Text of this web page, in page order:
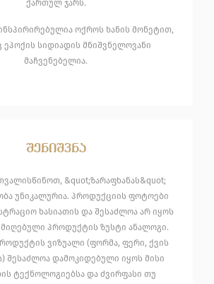
ქართულ ჯარს.
ოქროს ხანის მონეტით,
სიდიადის მნიშვნელოვანი
მაჩვენებელია.
შენიშვნა
&quot;ზარაფხანას&quot;
უნიკალურია. პროდუქციის ფოტოები
ხასიათის და შესაძლოა არ იყოს
პროდუქტის ზუსტი ანალოგი.
ვიზუალი (ფორმა, ფერი, ქვის
შესაძლოა დამოკიდებული იყოს მისი
ტექნოლოგიებსა და ძვირფასი თუ